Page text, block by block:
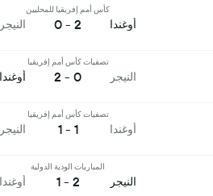
أوغندا
كأس أمم إفريقيا للمحليين
2 - 0 النيجر
النيجر
تصفيات كأس أمم إفريقيا
0 - 2 أوغندا
أوغندا
تصفيات كأس أمم إفريقيا
1 - 1 النيجر
النيجر
المباريات الودية الدولية
2 - 1 أوغندا